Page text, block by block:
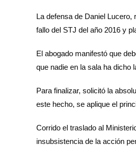
La defensa de Daniel
fallo del STJ del año 2016 y
El abogado manifestó que
que nadie en la sala ha dicho
Para finalizar, solicitó la
este hecho, se aplique el
Corrido el traslado al
insubsistencia de la acción